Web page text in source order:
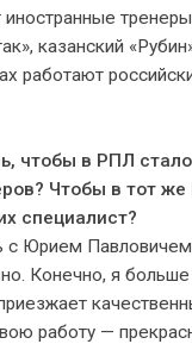
казанский
работают
чтобы в РПЛ
Чтобы в тот
специалист?
с Юрием
Конечно, я больше
работу —